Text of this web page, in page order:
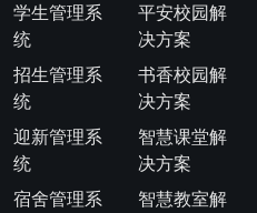
学生管理系
统
招生管理系
统
迎新管理系
统
宿舍管理系
平安校园解
决方案
书香校园解
决方案
智慧课堂解
决方案
智慧教室解